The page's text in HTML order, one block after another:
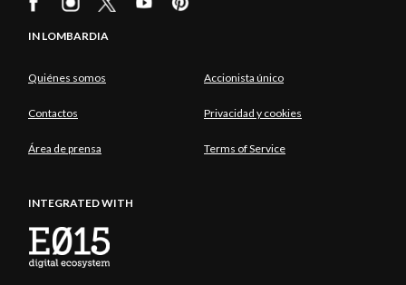
IN LOMBARDIA
Quiénes somos Accionista único
Contactos Privacidad y cookies
Área de prensa Terms of Service
INTEGRATED WITH